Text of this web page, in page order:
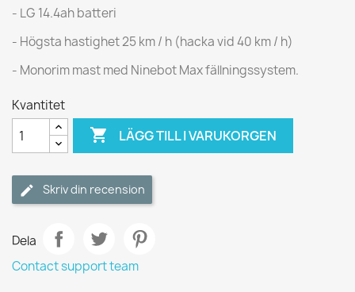
- LG 14.4ah batteri
- Högsta hastighet 25 km / h (hacka vid 40 km / h)
- Monorim mast med Ninebot Max fällningssystem.
Kvantitet
 LÄGG TILL I VARUKORGEN
Skriv din recension
Dela
Contact support team